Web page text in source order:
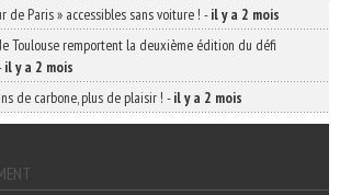
de Paris » accessibles sans voiture ! -il y a 2 mois
Toulouse remportent la deuxième édition du défi
il y a 2 mois
de carbone, plus de plaisir ! -il y a 2 mois